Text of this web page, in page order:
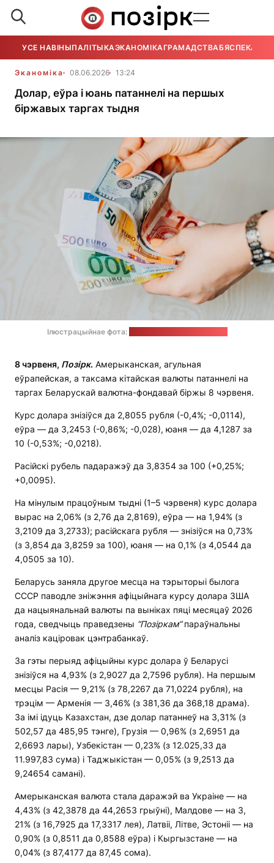
УСЕ НАВІНЫПАЛІТЫКАЭКАНОМІКАГРАМАДСТВАБЯСПЕКА
Эканоміка 08.06.2026 13:24
Долар, еўра і юань патаннелі на першых
біржавых таргах тыдня
Ілюстрацыйнае фота:
8 чэрвеня, Позірк. Амерыканская, агульная
еўрапейская, а таксама кітайская валюты патаннелі на
таргах Беларускай валютна-фондавай біржы 8 чэрвеня.
Курс долара знізіўся да 2,8055 рубля (-0,4%; -0,0114),
еўра — да 3,2453 (-0,86%; -0,028), юаня — да 4,1287 за
10 (-0,53%; -0,0218).
Расійскі рубель падаражэў да 3,8354 за 100 (+0,25%;
+0,0095).
На мінулым працоўным тыдні (1–5 чэрвеня) курс долара
вырас на 2,06% (з 2,76 да 2,8169), еўра — на 1,94% (з
3,2109 да 3,2733); расійскага рубля — знізіўся на 0,73%
(з 3,854 да 3,8259 за 100), юаня — на 0,1% (з 4,0544 да
4,0505 за 10).
Беларусь заняла другое месца на тэрыторыі былога
СССР паводле зніжэння афіцыйнага курсу долара ЗША
да нацыянальнай валюты па выніках пяці месяцаў 2026
года, сведчыць праведзены “Позіркам”параўнальны
аналіз каціровак цэнтрабанкаў.
За гэты перыяд афіцыйны курс долара ў Беларусі
знізіўся на 4,93% (з 2,9027 да 2,7596 рубля). На першым
месцы Расія — 9,21% (з 78,2267 да 71,0224 рубля), на
трэцім — Арменія — 3,46% (з 381,36 да 368,18 драма).
За імі ідуць Казахстан, дзе долар патаннеў на 3,31% (з
502,57 да 485,95 тэнге), Грузія — 0,96% (з 2,6951 да
2,6693 лары), Узбекістан — 0,23% (з 12.025,33 да
11.997,83 сума) і Таджыкістан — 0,05% (з 9,2513 да
9,24654 самані).
Амерыканская валюта стала даражэй ва Украіне — на
4,43% (з 42,3878 да 44,2653 грыўні), Малдове — на 3,
21% (з 16,7925 да 17,3317 лея), Латвіі, Літве, Эстоніі — на
0,90% (з 0,8511 да 0,8588 еўра) і Кыргызстане — на
0,04% (з 87,4177 да 87,45 сома).